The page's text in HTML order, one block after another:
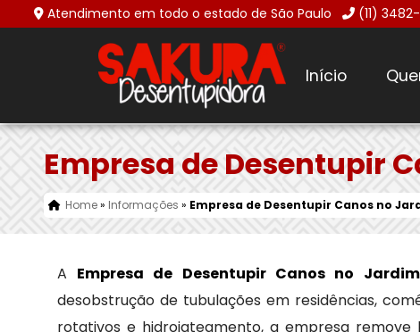
Atendimento em todo o estado de São Paulo (11)
Início
Empresa de Desentupir
Home» Informações » Empresa de Desentupir Canos no
A Empresa de Desentupir Canos no
desobstrução de tubulações em residências,
rotativos e hidrojateamento, a empresa remove